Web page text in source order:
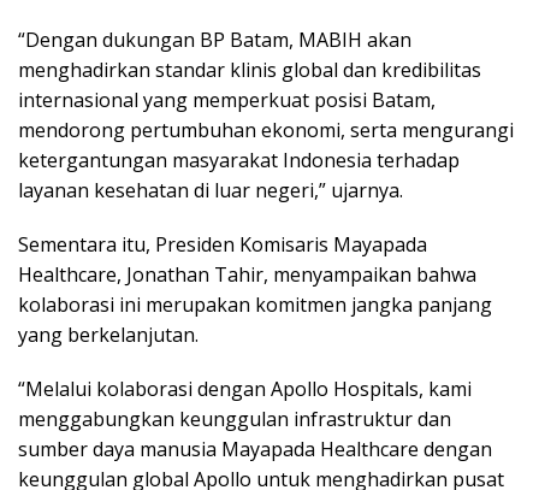
“Dengan dukungan BP Batam, MABIH akan
menghadirkan standar klinis global dan kredibilitas
internasional yang memperkuat posisi Batam,
mendorong pertumbuhan ekonomi, serta mengurangi
ketergantungan masyarakat Indonesia terhadap
layanan kesehatan di luar negeri,” ujarnya.
Sementara itu, Presiden Komisaris Mayapada
Healthcare, Jonathan Tahir, menyampaikan bahwa
kolaborasi ini merupakan komitmen jangka panjang
yang berkelanjutan.
“Melalui kolaborasi dengan Apollo Hospitals, kami
menggabungkan keunggulan infrastruktur dan
sumber daya manusia Mayapada Healthcare dengan
keunggulan global Apollo untuk menghadirkan pusat